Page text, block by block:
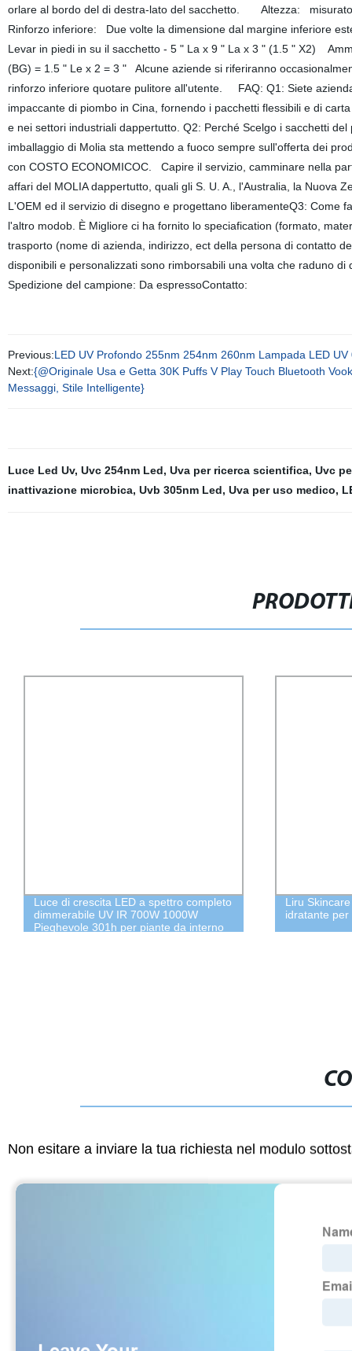
orlare al bordo del di destra-lato del sacchetto. Altezza:
Rinforzo inferiore: Due volte la dimensione dal margine inferiore
Levar in piedi in su il sacchetto - 5 " La x 9 " La x 3 " (1.5 " X2)
(BG) = 1.5 " Le x 2 = 3 " Alcune aziende si riferiranno
rinforzo inferiore quotare pulitore all'utente. FAQ: Q1: Siete
impaccante di piombo in Cina, fornendo i pacchetti flessibili e di
e nei settori industriali dappertutto. Q2: Perché Scelgo i sacchetti
imballaggio di Molia sta mettendo a fuoco sempre sull'offerta dei
con COSTO ECONOMICOC. Capire il servizio, camminare nella
affari del MOLIA dappertutto, quali gli S. U. A., l'Australia, la Nuova
L'OEM ed il servizio di disegno e progettano liberamenteQ3: Come
l'altro modob. È Migliore ci ha fornito lo speciafication (formato,
trasporto (nome di azienda, indirizzo, ect della persona di contatto
disponibili e personalizzati sono rimborsabili una volta che raduno
Spedizione del campione: Da espressoContatto:
Previous:LED UV Profondo 255nm 254nm 260nm Lampada LED
Next:{@Originale Usa e Getta 30K Puffs V Play Touch Bluetooth
Messaggi, Stile Intelligente}
Luce Led Uv, Uvc 254nm Led, Uva per ricerca scientifica, Uvc
inattivazione microbica, Uvb 305nm Led, Uva per uso medico,
Luce di crescita LED a spettro completo
dimmerabile UV IR 700W 1000W
Pieghevole 301h per piante da interno
Liru
idratante
Non esitare a inviare la tua richiesta nel modulo